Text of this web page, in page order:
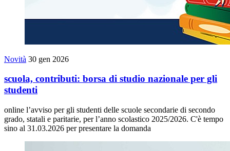
Novità 30 gen 2026
scuola, contributi: borsa di studio nazionale per gli
studenti
online l’avviso per gli studenti delle scuole secondarie di secondo
grado, statali e paritarie, per l’anno scolastico 2025/2026. C'è tempo
sino al 31.03.2026 per presentare la domanda